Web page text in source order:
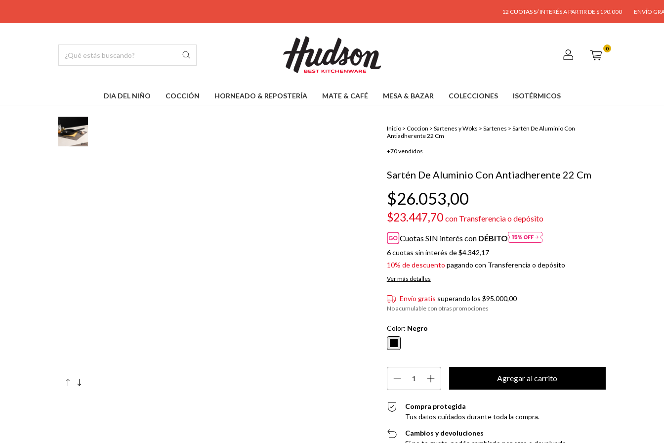
12 CUOTAS S/ INTERÉS A PARTIR DE $190.000 ENVÍO GRATIS A
0
DIA DEL NIÑO COCCIÓN HORNEADO & REPOSTERÍA MATE & CAFÉ MESA & BAZAR COLECCIONES ISOTÉRMICOS
Inicio > Coccion > Sartenes y Woks > Sartenes > Sartén De Aluminio Con
Antiadherente 22 Cm
+70 vendidos
Sartén De Aluminio Con Antiadherente 22 Cm
$26.053,00
$23.447,70 con Transferencia o depósito
Cuotas SIN interés con DÉBITO
6cuotas sin interés de$4.342,17
10% de descuento pagando con Transferencia o depósito
Ver más detalles
Envío gratis superando los$95.000,00
No acumulable con otras promociones
Color: Negro
Compra protegida
Tus datos cuidados durante toda la compra.
Cambios y devoluciones